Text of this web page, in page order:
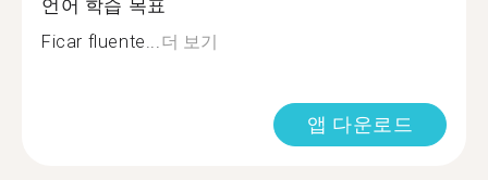
언어 학습 목표
Ficar fluente... 더 보기
앱 다운로드